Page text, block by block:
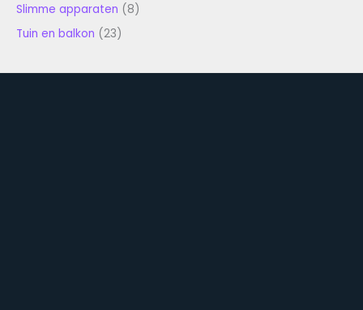
Slimme apparaten (8)
Tuin en balkon (23)